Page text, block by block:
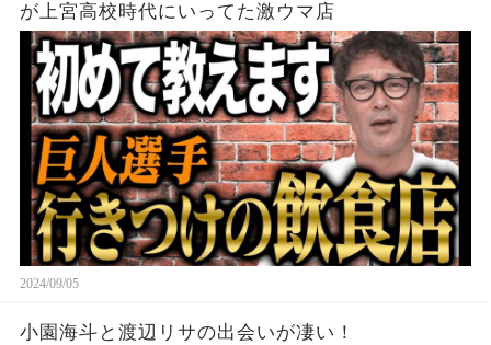
が上宮高校時代にいってた激ウマ店
2024/09/05
小園海斗と渡辺リサの出会いが凄い！